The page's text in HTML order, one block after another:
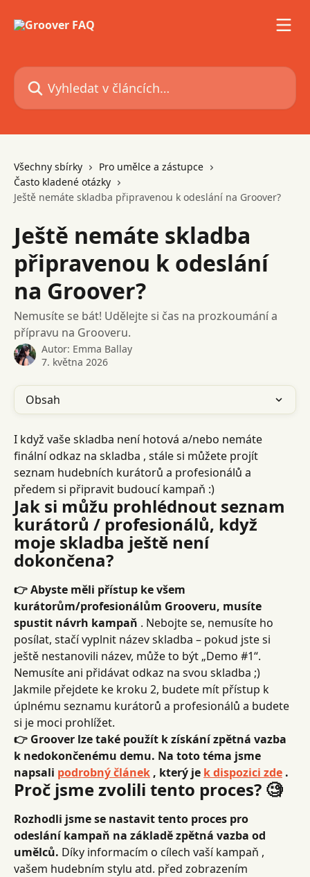
Vyhledat v článcích…
Všechny sbírky
Pro umělce a zástupce
Často kladené otázky
Ještě nemáte skladba připravenou k odeslání na Groover?
Ještě nemáte skladba
připravenou k odeslání
na Groover?
Nemusíte se bát! Udělejte si čas na prozkoumání a
přípravu na Grooveru.
Autor: Emma Ballay
7. května 2026
Obsah
I když vaše skladba není hotová a/nebo nemáte
finální odkaz na skladba , stále si můžete projít
seznam hudebních kurátorů a profesionálů a
předem si připravit budoucí kampaň :)
Jak si můžu prohlédnout seznam
kurátorů / profesionálů, když
moje skladba ještě není
dokončena?
👉 Abyste měli přístup ke všem
kurátorům/profesionálům Grooveru, musíte
spustit návrh kampaň . Nebojte se, nemusíte ho
posílat, stačí vyplnit název skladba – pokud jste si
ještě nestanovili název, může to být „Demo #1“.
Nemusíte ani přidávat odkaz na svou skladba ;)
Jakmile přejdete ke kroku 2, budete mít přístup k
úplnému seznamu kurátorů a profesionálů a budete
si je moci prohlížet.
👉 Groover lze také použít k získání zpětná vazba
k nedokončenému demu. Na toto téma jsme
napsali podrobný článek , který je k dispozici zde .
Proč jsme zvolili tento proces? 🧐
Rozhodli jsme se nastavit tento proces pro
odeslání kampaň na základě zpětná vazba od
umělců. Díky informacím o cílech vaší kampaň ,
vašem hudebním stylu atd. před zobrazením